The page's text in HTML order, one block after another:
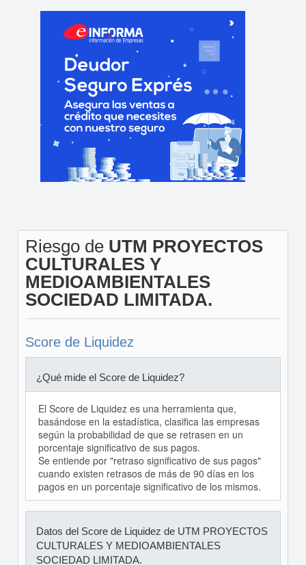
Riesgo de UTM PROYECTOS
CULTURALES Y
MEDIOAMBIENTALES
SOCIEDAD LIMITADA.
Score de Liquidez
¿Qué mide el Score de Liquidez?
El Score de Liquidez es una herramienta que,
basándose en la estadística, clasifica las empresas
según la probabilidad de que se retrasen en un
porcentaje significativo de sus pagos.
Se entiende por "retraso significativo de sus pagos"
cuando existen retrasos de más de 90 días en los
pagos en un porcentaje significativo de los mismos.
Datos del Score de Liquidez de UTM PROYECTOS
CULTURALES Y MEDIOAMBIENTALES
SOCIEDAD LIMITADA.